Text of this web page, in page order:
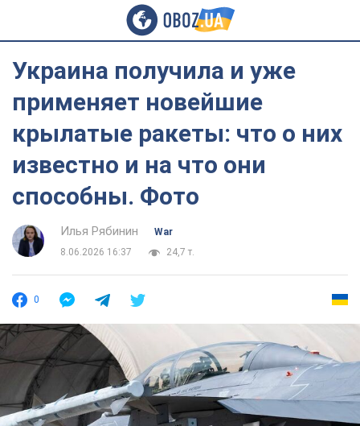
Украина получила и уже
применяет новейшие
крылатые ракеты: что о них
известно и на что они
способны. Фото
Илья Рябинин
War
8.06.2026 16:37
24,7 т.
0